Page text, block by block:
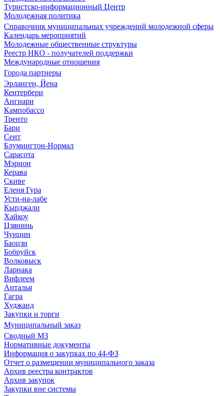
Туристско-информационный Центр
Молодежная политика
Справочник муниципальных учреждений молодежной сферы
Календарь мероприятий
Молодежные общественные структуры
Реестр НКО - получателей поддержки
Международные отношения
Города партнеры
Эрланген, Йена
Кентербери
Ангиари
Кампобассо
Тренто
Бари
Сент
Блумингтон-Нормал
Сарасота
Мэрион
Керава
Скиве
Еленя Гура
Усти-на-лабе
Кырджали
Хайкоу
Цзянинь
Чунцин
Баоцзи
Бобруйск
Волковыск
Ларнака
Вифлеем
Анталья
Гагра
Худжанд
Закупки и торги
Муниципальный заказ
Сводный МЗ
Нормативные документы
Информация о закупках по 44-ФЗ
Отчет о размещении муниципального заказа
Архив реестра контрактов
Архив закупок
Закупки вне системы